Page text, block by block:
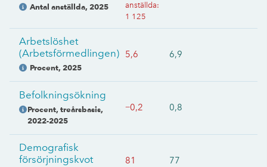
Antal anställda, 2025
anställda:
1 125
Arbetslöshet
(Arbetsförmedlingen)
Procent, 2025
5,6 6,9
Befolkningsökning
Procent, treårsbasis,
2022-2025
−0,2 0,8
Demografisk
försörjningskvot
81 77